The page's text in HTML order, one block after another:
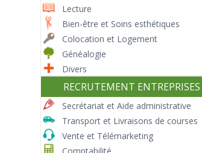
Lecture
Bien-être et Soins esthétiques
Colocation et Logement
Généalogie
Divers
RECRUTEMENT ENTREPRISES
Secrétariat et Aide administrative
Transport et Livraisons de courses
Vente et Télémarketing